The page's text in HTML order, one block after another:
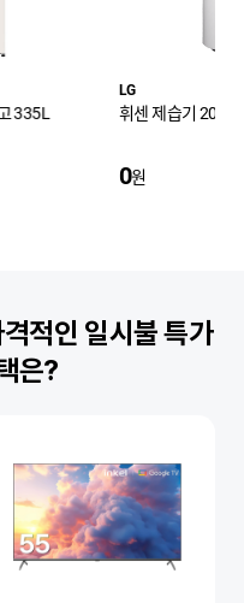
삼성
삼탠바이미 32인
0원
적인 일시불 특가
은?